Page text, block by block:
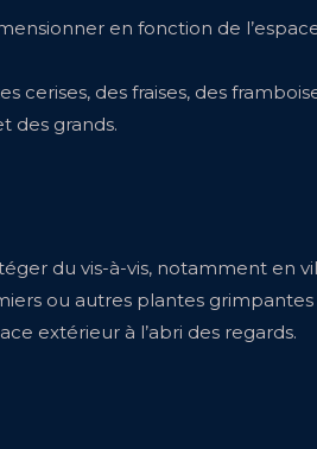
en fonction de
cerises, des fraises, des
des grands.
du vis-à-vis, notamment en
ou autres plantes
extérieur à l’abri des regards.